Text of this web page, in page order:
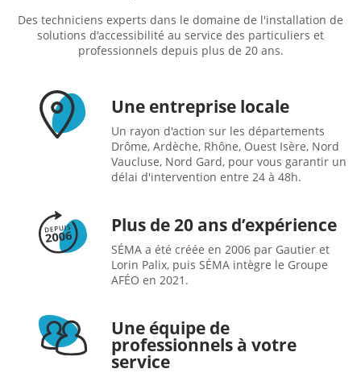
Des techniciens experts dans le domaine de l'installation de
solutions d'accessibilité au service des particuliers et
professionnels depuis plus de 20 ans.
Une entreprise locale
Un rayon d'action sur les départements
Drôme, Ardèche, Rhône, Ouest Isère, Nord
Vaucluse, Nord Gard, pour vous garantir un
délai d'intervention entre 24 à 48h.
Plus de 20 ans d’expérience
SÉMA a été créée en 2006 par Gautier et
Lorin Palix, puis SÉMA intègre le Groupe
AFÉO en 2021.
Une équipe de
professionnels à votre
service